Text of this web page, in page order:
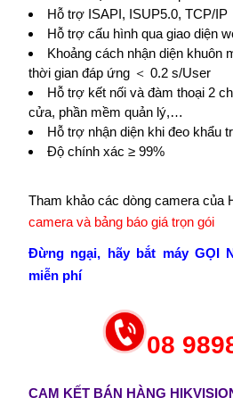
Hỗ trợ ISAPI, ISUP5.0, TCP/IP
Hỗ trợ cấu hình qua giao diện
Khoảng cách nhận diện khuôn
thời gian đáp ứng ＜ 0.2 s/User
Hỗ trợ kết nối và đàm thoại 2
cửa, phần mềm quản lý,…
Hỗ trợ nhận diện khi đeo khẩu
Độ chính xác ≥ 99%
Tham khảo các dòng camera của
camera và bảng báo giá trọn gói
Đừng ngại, hãy bắt máy GỌI
miễn phí
08
CAM KẾT BÁN HÀNG